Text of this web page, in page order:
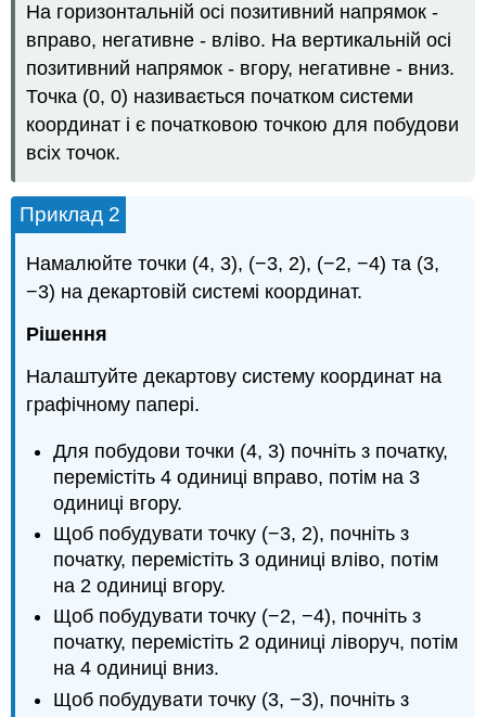
На горизонтальній осі позитивний напрямок -
вправо, негативне - вліво. На вертикальній осі
позитивний напрямок - вгору, негативне - вниз.
Точка (0, 0) називається початком системи
координат і є початковою точкою для побудови
всіх точок.
Приклад 2
Намалюйте точки (4, 3), (−3, 2), (−2, −4) та (3,
−3) на декартовій системі координат.
Рішення
Налаштуйте декартову систему координат на
графічному папері.
Для побудови точки (4, 3) почніть з початку,
перемістіть 4 одиниці вправо, потім на 3
одиниці вгору.
Щоб побудувати точку (−3, 2), почніть з
початку, перемістіть 3 одиниці вліво, потім
на 2 одиниці вгору.
Щоб побудувати точку (−2, −4), почніть з
початку, перемістіть 2 одиниці ліворуч, потім
на 4 одиниці вниз.
Щоб побудувати точку (3, −3), почніть з